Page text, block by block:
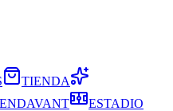
TIENDA
ENDAVANT
ESTADIO